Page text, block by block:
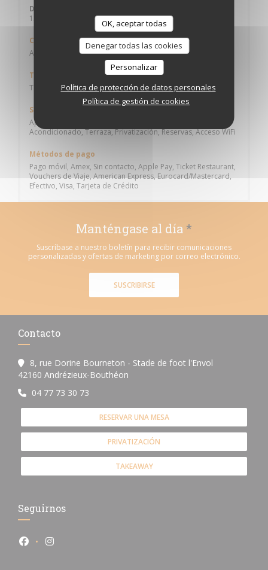
OK, aceptar todas
Denegar todas las cookies
Personalizar
Política de protección de datos personales
Política de gestión de cookies
Domingo
12:00 - 13:30
19:00 - 21:00
Cocina
Alsaciano, Francesa Tradicional
Tipo de negocio
Taberna, Cervecería
Servicios
Aparcamiento privado gratuito, Habitación con Aire
Acondicionado, Terraza, Privatización, Reservas, Acceso WiFi
Métodos de pago
Pago móvil, Amex, Sin contacto, Apple Pay, Ticket Restaurant,
Vouchers de Viaje, American Express, Eurocard/Mastercard,
Efectivo, Visa, Tarjeta de Crédito
Manténgase al día *
Suscríbase a nuestro boletín para recibir comunicaciones
personalizadas y ofertas de marketing por correo electrónico.
SUSCRIBIRSE
Contacto
8, rue Dorine Bourneton - Stade de foot l'Envol
42160 Andrézieux-Bouthéon
04 77 73 30 73
RESERVAR UNA MESA
PRIVATIZACIÓN
TAKEAWAY
Seguirnos
Facebook ((abre en una nueva ventana))
Instagram ((abre en una nueva ventana))